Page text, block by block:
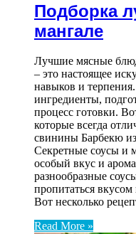
Подборка
мангале
Лучшие мясные
– это настоящее
навыков и
ингредиенты,
процесс готовки.
которые всегда
свинины Барбекю
Секретные соусы и
особый вкус и
разнообразные
пропитаться
Вот несколько
Read More »